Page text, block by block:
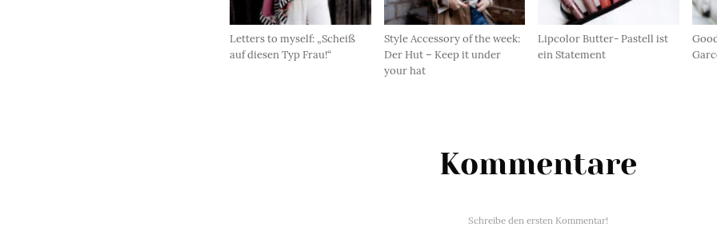
Letters to myself: „Scheiß
auf diesen Typ Frau!“
Style Accessory of the week:
Der Hut – Keep it under
your hat
Lipcolor Butter- Pastell ist
ein Statement
Kommentare
Schreibe den ersten Kommentar!